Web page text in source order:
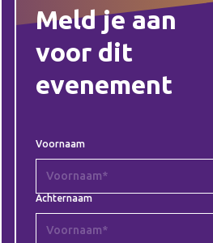
Meld je aan
voor dit
evenement
Voornaam
Achternaam